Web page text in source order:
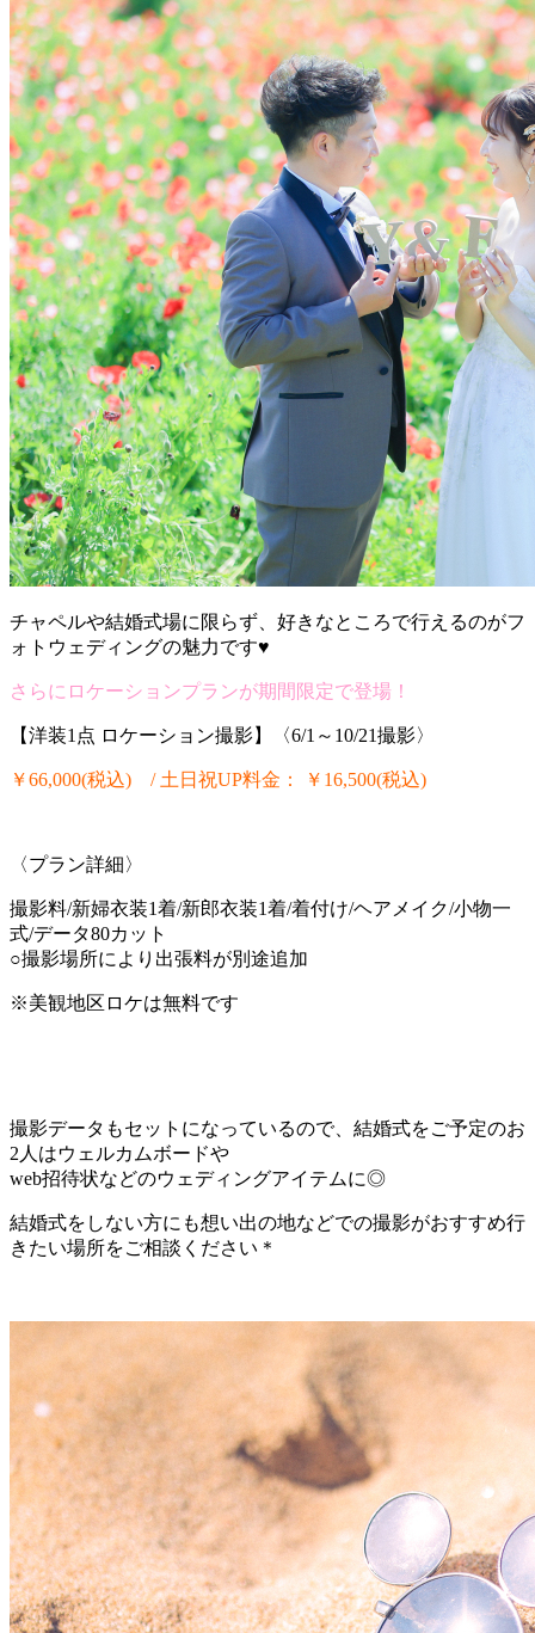
チャペルや結婚式場に限らず、好きなところで行えるのがフ
ォトウェディングの魅力です♥
さらにロケーションプランが期間限定で登場！
【洋装1点 ロケーション撮影】〈6/1～10/21撮影〉
￥66,000(税込) / 土日祝UP料金： ￥16,500(税込)
〈プラン詳細〉
撮影料/新婦衣装1着/新郎衣装1着/着付け/ヘアメイク/小物一
式/データ80カット
○撮影場所により出張料が別途追加
※美観地区ロケは無料です
撮影データもセットになっているので、結婚式をご予定のお
2人はウェルカムボードや
web招待状などのウェディングアイテムに◎
結婚式をしない方にも想い出の地などでの撮影がおすすめ行
きたい場所をご相談ください＊